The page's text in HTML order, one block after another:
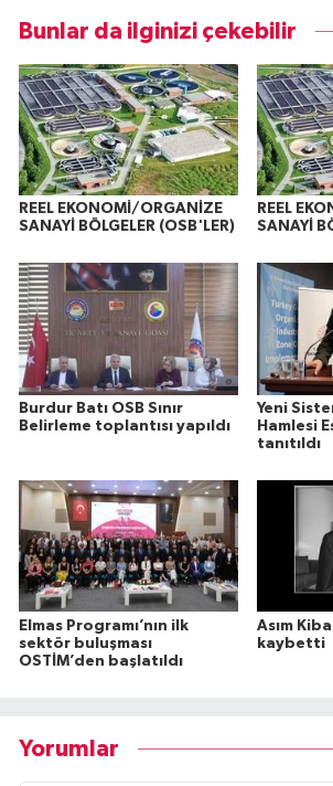
Bunlar da ilginizi çekebilir
REEL EKONOMİ/ORGANİZE
SANAYİ BÖLGELER (OSB'LER)
REEL
SANAYİ
Burdur Batı OSB Sınır
Belirleme toplantısı yapıldı
Yeni
Hamlesi
tanıtıldı
Elmas Programı’nın ilk
sektör buluşması
OSTİM’den başlatıldı
Asım
kaybetti
Yorumlar